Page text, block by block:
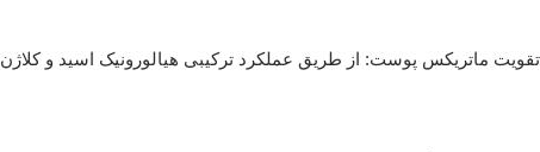
تقویت ماتریکس پوست: از طریق عملکرد ترکیبی هیالورونیک اسید و